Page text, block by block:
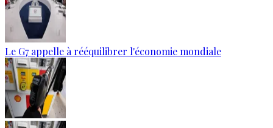
Le G7 appelle à rééquilibrer l'économie mondiale